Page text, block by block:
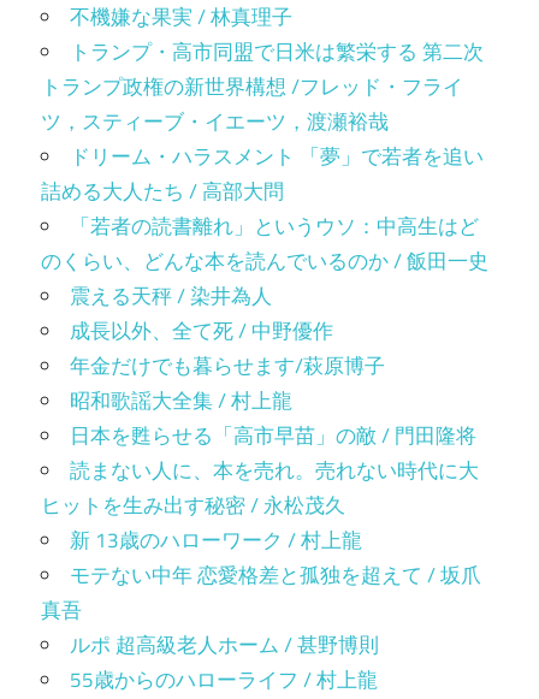
不機嫌な果実 / 林真理子
トランプ・高市同盟で日米は繁栄する 第二次
トランプ政権の新世界構想 /フレッド・フライ
ツ，スティーブ・イエーツ，渡瀬裕哉
ドリーム・ハラスメント 「夢」で若者を追い
詰める大人たち / 高部大問
「若者の読書離れ」というウソ：中高生はど
のくらい、どんな本を読んでいるのか / 飯田一史
震える天秤 / 染井為人
成長以外、全て死 / 中野優作
年金だけでも暮らせます/萩原博子
昭和歌謡大全集 / 村上龍
日本を甦らせる「高市早苗」の敵 / 門田隆将
読まない人に、本を売れ。売れない時代に大
ヒットを生み出す秘密 / 永松茂久
新 13歳のハローワーク / 村上龍
モテない中年 恋愛格差と孤独を超えて / 坂爪
真吾
ルポ 超高級老人ホーム / 甚野博則
55歳からのハローライフ / 村上龍